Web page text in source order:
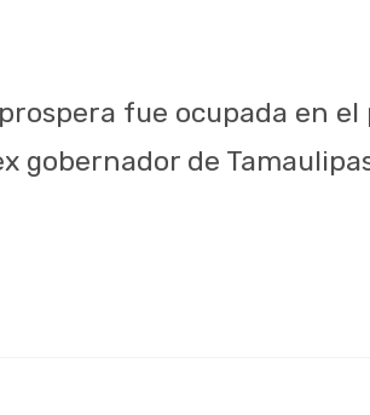
fue ocupada en el
gobernador de